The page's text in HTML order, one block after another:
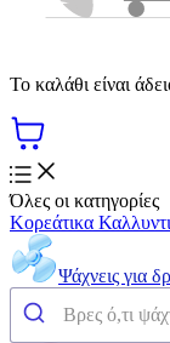
Το καλάθι είναι
Όλες οι κατηγορίες
Κορεάτικα
Ψάχνεις για